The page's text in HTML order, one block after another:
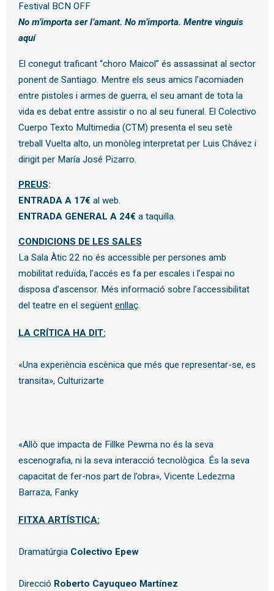
Festival BCN OFF
No m’importa ser l’amant. No m’importa. Mentre vinguis
aquí
El conegut traficant “choro Maicol” és assassinat al sector
ponent de Santiago. Mentre els seus amics l’acomiaden
entre pistoles i armes de guerra, el seu amant de tota la
vida es debat entre assistir o no al seu funeral. El Colectivo
Cuerpo Texto Multimedia (CTM) presenta el seu setè
treball Vuelta alto, un monòleg interpretat per Luis Chávez i
dirigit per María José Pizarro.
PREUS:
ENTRADA A 17€ al web.
ENTRADA GENERAL A 24€ a taquilla.
CONDICIONS DE LES SALES
La Sala Àtic 22 no és accessible per persones amb
mobilitat reduïda, l’accés es fa per escales i l’espai no
disposa d’ascensor. Més informació sobre l’accessibilitat
del teatre en el següent enllaç.
LA CRÍTICA HA DIT:
«Una experiència escènica que més que representar-se, es
transita», Culturizarte
«Allò que impacta de Fillke Pewma no és la seva
escenografia, ni la seva interacció tecnològica. És la seva
capacitat de fer-nos part de l’obra», Vicente Ledezma
Barraza, Fanky
FITXA ARTÍSTICA:
Dramatúrgia Colectivo Epew
Direcció Roberto Cayuqueo Martínez